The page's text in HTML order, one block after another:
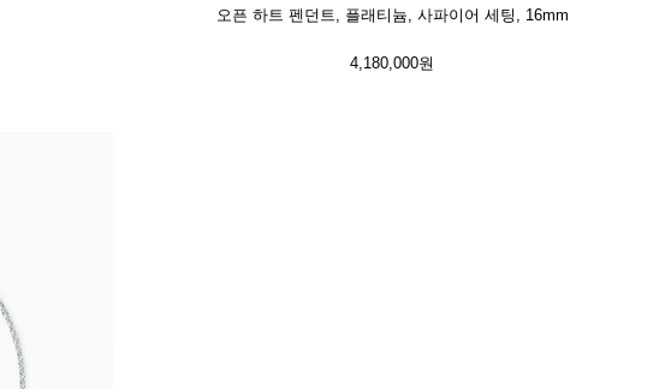
오픈 하트 펜던트, 플래티늄, 사파이어 세팅, 16mm
4,180,000원